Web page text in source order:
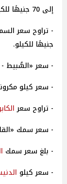
إلى 70 جنيهًا للكيلو.
- تراوح سعر
جنيهًا للكيلو.
- سعر «السُّبيط -
- سعر كيلو مكرونة
- تراوح سعر
- سعر سمك «القاروص -
- بلغ سعر سمك
- سعر كيلو